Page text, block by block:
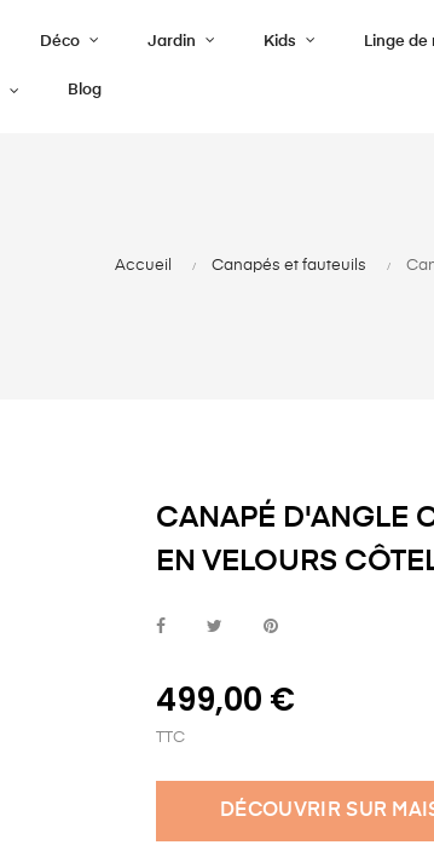
Déco Jardin Kids Linge de
Blog
Accueil Canapés et fauteuils
CANAPÉ D'ANGLE
EN VELOURS
499,00 €
TTC
DÉCOUVRIR SUR